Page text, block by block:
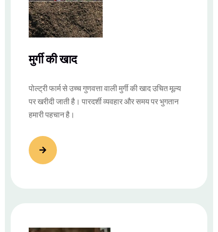
मुर्गी की खाद
पोल्ट्री फार्म से उच्च गुणवत्ता वाली मुर्गी की खाद उचित मूल्य
पर खरीदी जाती है। पारदर्शी व्यवहार और समय पर भुगतान
हमारी पहचान है।